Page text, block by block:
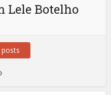
Lele Botelho
posts